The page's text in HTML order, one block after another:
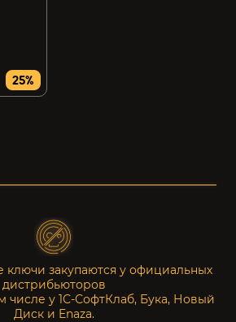
25%
ключи закупаются у официальных
дистрибьюторов
числе у 1С-СофтКлаб, Бука, Новый
Диск и Enaza.